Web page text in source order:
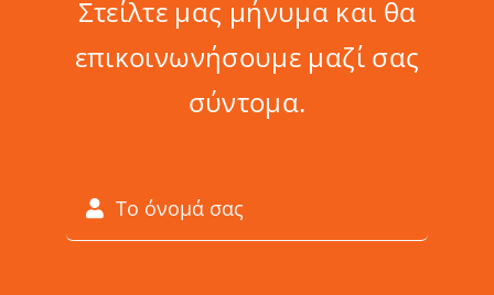
Στείλτε μας μήνυμα και θα
επικοινωνήσουμε μαζί σας
σύντομα.